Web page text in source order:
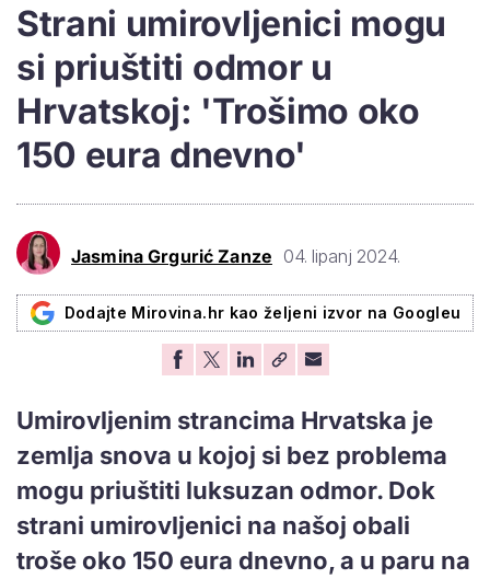
Strani umirovljenici mogu
si priuštiti odmor u
Hrvatskoj: 'Trošimo oko
150 eura dnevno'
Jasmina Grgurić Zanze 04. lipanj 2024.
Dodajte Mirovina.hr kao željeni izvor na Googleu
Umirovljenim strancima Hrvatska je
zemlja snova u kojoj si bez problema
mogu priuštiti luksuzan odmor. Dok
strani umirovljenici na našoj obali
troše oko 150 eura dnevno, a u paru na